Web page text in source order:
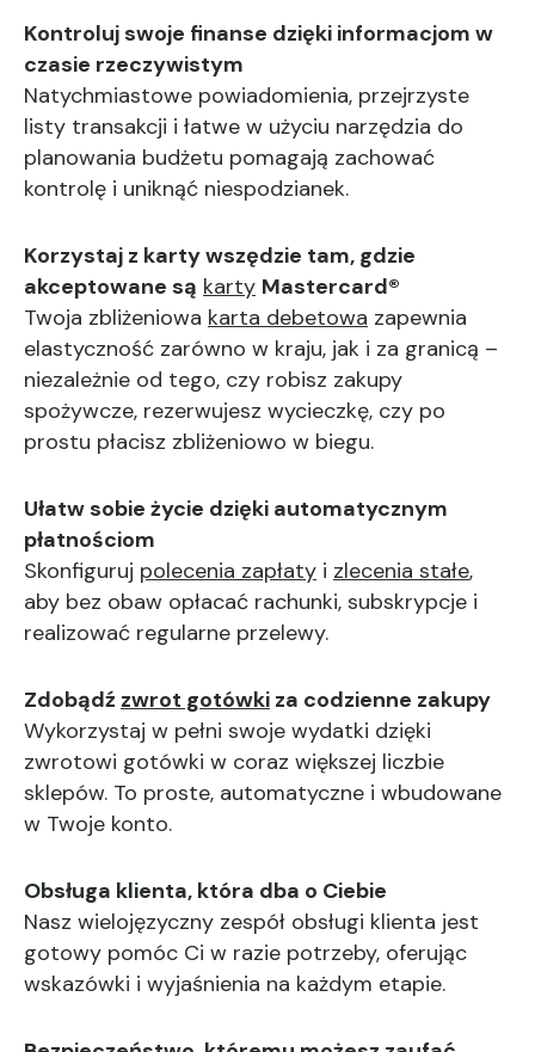
Kontroluj swoje finanse dzięki informacjom w
czasie rzeczywistym
Natychmiastowe powiadomienia, przejrzyste
listy transakcji i łatwe w użyciu narzędzia do
planowania budżetu pomagają zachować
kontrolę i uniknąć niespodzianek.
Korzystaj z karty wszędzie tam, gdzie
akceptowane są karty Mastercard®
Twoja zbliżeniowa karta debetowa zapewnia
elastyczność zarówno w kraju, jak i za granicą –
niezależnie od tego, czy robisz zakupy
spożywcze, rezerwujesz wycieczkę, czy po
prostu płacisz zbliżeniowo w biegu.
Ułatw sobie życie dzięki automatycznym
płatnościom
Skonfiguruj polecenia zapłaty i zlecenia stałe,
aby bez obaw opłacać rachunki, subskrypcje i
realizować regularne przelewy.
Zdobądź zwrot gotówki za codzienne zakupy
Wykorzystaj w pełni swoje wydatki dzięki
zwrotowi gotówki w coraz większej liczbie
sklepów. To proste, automatyczne i wbudowane
w Twoje konto.
Obsługa klienta, która dba o Ciebie
Nasz wielojęzyczny zespół obsługi klienta jest
gotowy pomóc Ci w razie potrzeby, oferując
wskazówki i wyjaśnienia na każdym etapie.